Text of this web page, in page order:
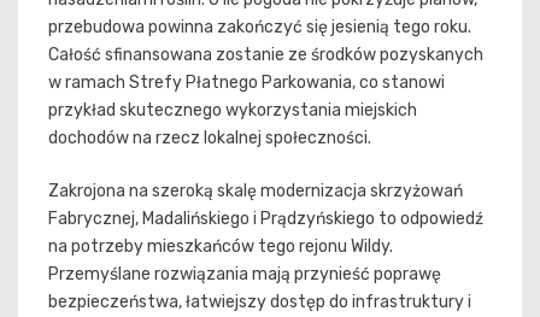
przebudowa powinna zakończyć się jesienią tego roku.
Całość sfinansowana zostanie ze środków pozyskanych
w ramach Strefy Płatnego Parkowania, co stanowi
przykład skutecznego wykorzystania miejskich
dochodów na rzecz lokalnej społeczności.
Zakrojona na szeroką skalę modernizacja skrzyżowań
Fabrycznej, Madalińskiego i Prądzyńskiego to odpowiedź
na potrzeby mieszkańców tego rejonu Wildy.
Przemyślane rozwiązania mają przynieść poprawę
bezpieczeństwa, łatwiejszy dostęp do infrastruktury i